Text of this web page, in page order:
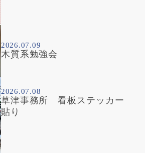
2026.07.09
木質系勉強会
2026.07.08
草津事務所 看板ステッカー
貼り